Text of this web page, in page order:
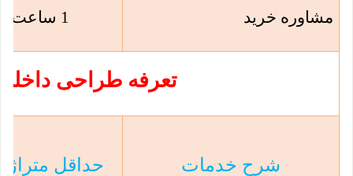
مشاوره خرید 1 ساعت
تعرفه طراحی
شرح خدمات حداقل متراژ